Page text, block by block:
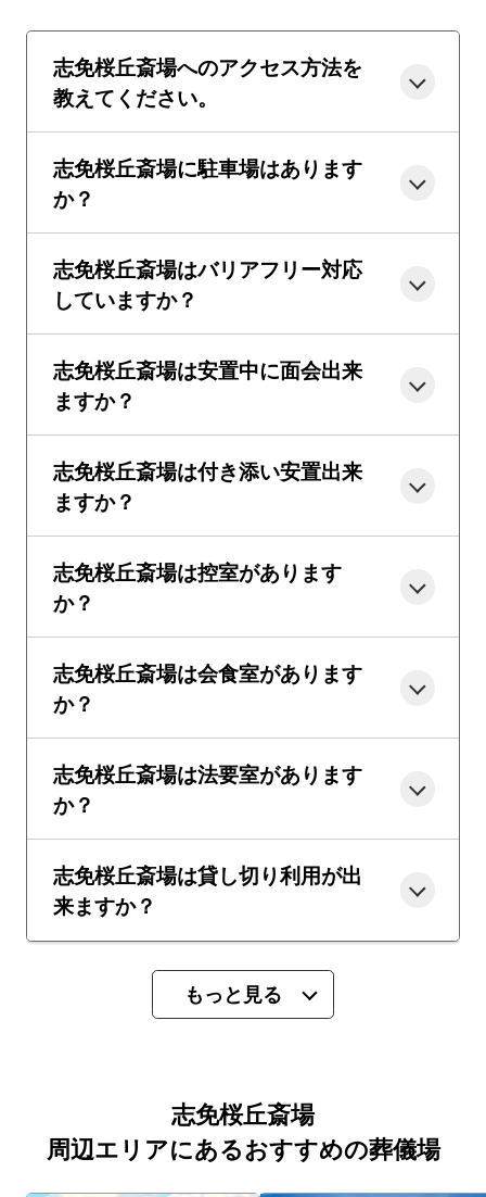
志免桜丘斎場へのアクセス方法を
教えてください。
志免桜丘斎場に駐車場はあります
か？
志免桜丘斎場はバリアフリー対応
していますか？
志免桜丘斎場は安置中に面会出来
ますか？
志免桜丘斎場は付き添い安置出来
ますか？
志免桜丘斎場は控室があります
か？
志免桜丘斎場は会食室があります
か？
志免桜丘斎場は法要室があります
か？
志免桜丘斎場は貸し切り利用が出
来ますか？
もっと見る
志免桜丘斎場
周辺エリアにあるおすすめの葬儀場